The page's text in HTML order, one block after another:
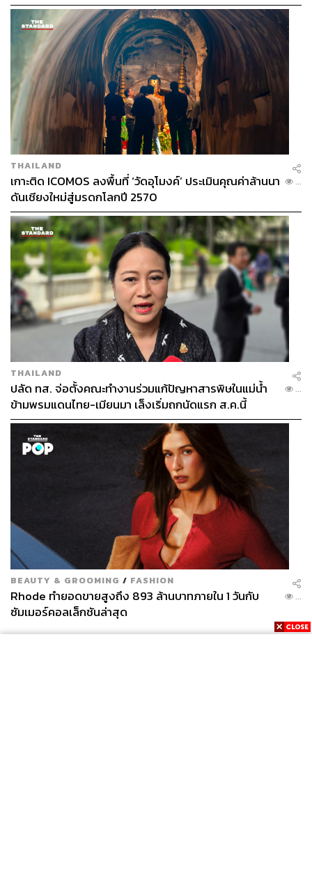
THAILAND
เกาะติด ICOMOS ลงพื้นที่ ‘วัดอุโมงค์’ ประเมินคุณค่าล้านนา
ดันเชียงใหม่สู่มรดกโลกปี 2570
...
THAILAND
ปลัด ทส. จ่อตั้งคณะทำงานร่วมแก้ปัญหาสารพิษในแม่น้ำ
ข้ามพรมแดนไทย-เมียนมา เล็งเริ่มถกนัดแรก ส.ค.นี้
...
BEAUTY & GROOMING / FASHION
Rhode ทำยอดขายสูงถึง 893 ล้านบาทภายใน 1 วันกับ
ซัมเมอร์คอลเล็กชันล่าสุด
...